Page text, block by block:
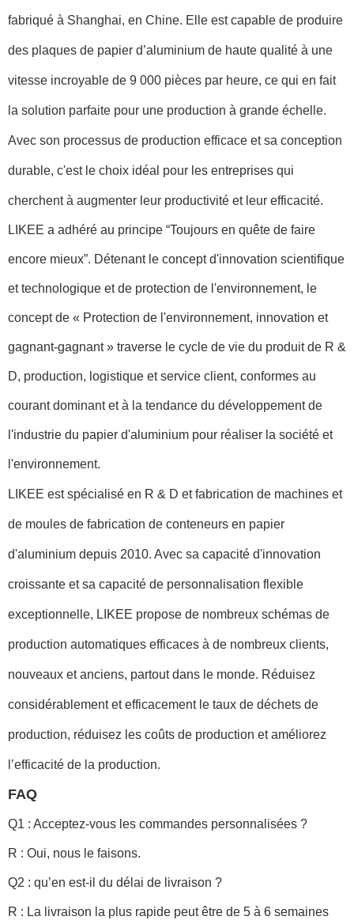
fabriqué à Shanghai, en Chine. Elle est capable de produire
des plaques de papier d’aluminium de haute qualité à une
vitesse incroyable de 9 000 pièces par heure, ce qui en fait
la solution parfaite pour une production à grande échelle.
Avec son processus de production efficace et sa conception
durable, c'est le choix idéal pour les entreprises qui
cherchent à augmenter leur productivité et leur efficacité.
LIKEE a adhéré au principe “Toujours en quête de faire
encore mieux”. Détenant le concept d'innovation scientifique
et technologique et de protection de l'environnement, le
concept de « Protection de l'environnement, innovation et
gagnant-gagnant » traverse le cycle de vie du produit de R &
D, production, logistique et service client, conformes au
courant dominant et à la tendance du développement de
l'industrie du papier d'aluminium pour réaliser la société et
l'environnement.
LIKEE est spécialisé en R & D et fabrication de machines et
de moules de fabrication de conteneurs en papier
d'aluminium depuis 2010. Avec sa capacité d'innovation
croissante et sa capacité de personnalisation flexible
exceptionnelle, LIKEE propose de nombreux schémas de
production automatiques efficaces à de nombreux clients,
nouveaux et anciens, partout dans le monde. Réduisez
considérablement et efficacement le taux de déchets de
production, réduisez les coûts de production et améliorez
l’efficacité de la production.
FAQ
Q1 : Acceptez-vous les commandes personnalisées ?
R : Oui, nous le faisons.
Q2 : qu’en est-il du délai de livraison ?
R : La livraison la plus rapide peut être de 5 à 6 semaines